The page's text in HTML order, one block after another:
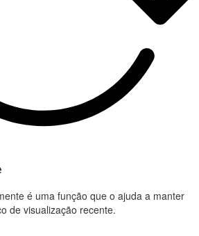
é uma função que o ajuda a manter
de visualização recente.